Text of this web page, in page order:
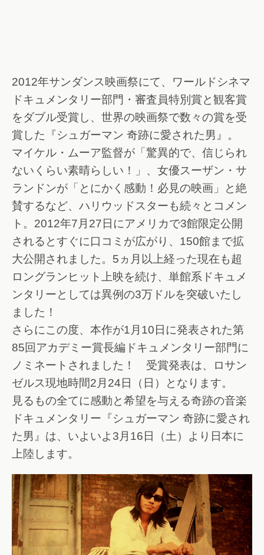
2012年サンダンス映画祭にて、ワールドシネマ
ドキュメンタリー部門・審査員特別賞と観客賞
をダブル受賞し、世界の映画祭で数々の賞を受
賞した『シュガーマン 奇跡に愛された男』。
マイケル・ムーア監督が「驚異的で、信じられ
ないくらい素晴らしい！」、女優スーザン・サ
ランドンが「とにかく感動！必見の映画」と絶
賛するなど、ハリウッドスターも続々とコメン
ト。2012年7月27日にアメリカで3館限定公開
されるとすぐに口コミが広がり、150館まで拡
大公開されました。5ヵ月以上経った現在も超
ロングランヒット上映を続け、単館系ドキュメ
ンタリーとしては異例の3万ドルを突破いたし
ました！
さらにこの度、本作が1月10日に発表された第
85回アカデミー賞長編ドキュメンタリー部門に
ノミネートされました！ 受賞発表は、ロサン
ゼルス現地時間2月24日（日）となります。
見るもの全てに感動と希望を与える奇跡の音楽
ドキュメンタリー『シュガーマン 奇跡に愛され
た男』は、いよいよ3月16日（土）より日本に
上陸します。